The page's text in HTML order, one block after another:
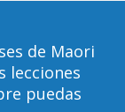
de Maori
lecciones
puedas